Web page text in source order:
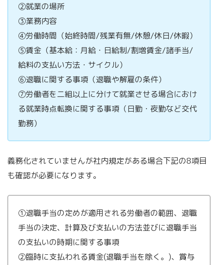
②就業の場所
③業務内容
④労働時間（始終時間/残業有無/休憩/休日/休暇）
⑤賃金（基本給：月給・日給制/割増賃金/諸手当/
給料の支払い方法・サイクル）
⑥退職に関する事項（退職や解雇の条件）
⑦労働者を二組以上に分けて就業させる場合におけ
る就業時点転換に関する事項（日勤・夜勤など交代
勤務）
義務化されていませんが社内規定がある場合下記の8項目
も確認が必要になります。
①退職手当の定めが適用される労働者の範囲、退職
手当の決定、計算及び支払いの方法並びに退職手当
の支払いの時期に関する事項
②臨時に支払われる賃金(退職手当を除く。)、賞与